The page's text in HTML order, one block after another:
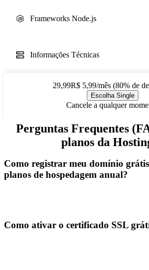
Frameworks Node.js
Informações Técnicas
29,99R$ 5,99/mês (80% de
Escolha Single
Cancele a qualquer
Perguntas Frequentes
planos da
Como registrar meu domínio
planos de hospedagem anual?
Como ativar o certificado SSL